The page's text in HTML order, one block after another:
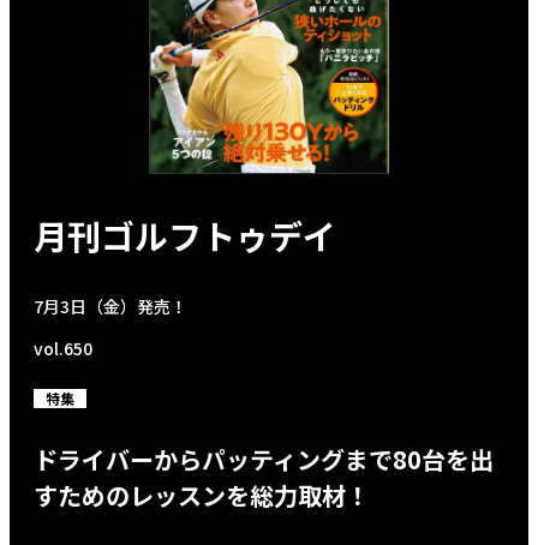
月刊ゴルフトゥデイ
7月3日（金）発売！
vol.650
特集
ドライバーからパッティングまで80台を出
すためのレッスンを総力取材！